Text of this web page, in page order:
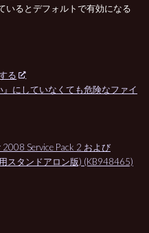
いるとデフォルトで有効になる
る
』にしていなくても危険なファイ
Service Pack 2 および
スタンドアロン版) (KB948465)